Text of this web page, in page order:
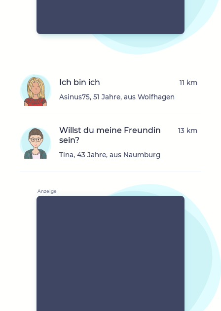
Ich bin ich
Asinus75, 51 Jahre, aus Wolfhagen
11 km
Willst du meine Freundin
sein?
Tina, 43 Jahre, aus Naumburg
13 km